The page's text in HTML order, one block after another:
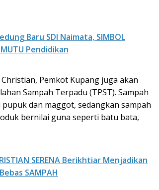
Baru SDI Naimata, SIMBOL
Pendidikan
Pemkot Kupang juga akan
Sampah Terpadu (TPST). Sampah
dan maggot, sedangkan sampah
bernilai guna seperti batu bata,
SERENA Berikhtiar Menjadikan
SAMPAH